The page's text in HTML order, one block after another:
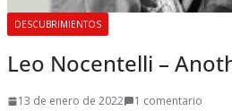
DESCUBRIMIENTOS
Leo Nocentelli –
13 de enero de 2022
1 comentario